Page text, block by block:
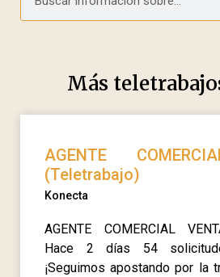
Más
AGENTE
(Teletrabajo)
Konecta
AGENTE COMERCIAL
Hace 2 días 54
¡Seguimos apostando por la